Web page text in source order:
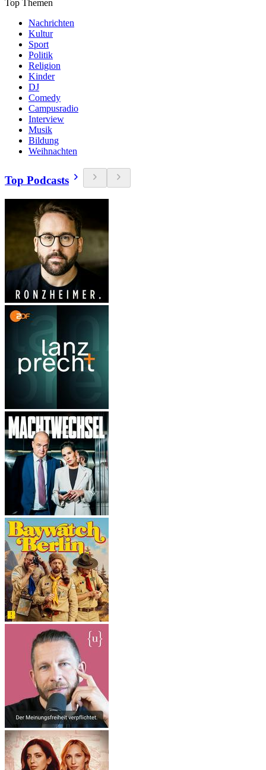
Top Themen
Nachrichten
Kultur
Sport
Politik
Religion
Kinder
DJ
Comedy
Campusradio
Interview
Musik
Bildung
Weihnachten
Top Podcasts